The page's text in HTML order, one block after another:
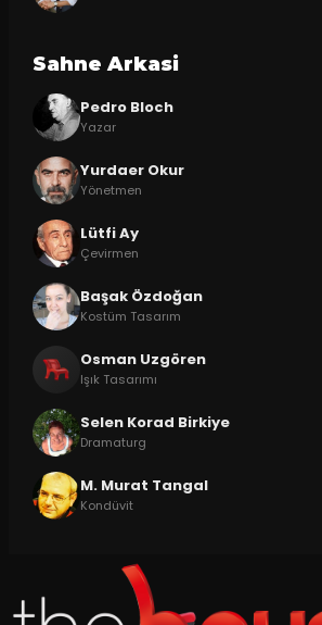
Sahne Arkasi
Pedro Bloch
Yazar
Yurdaer Okur
Yönetmen
Lütfi Ay
Çevirmen
Başak Özdoğan
Kostüm Tasarım
Osman Uzgören
Işık Tasarımı
Selen Korad Birkiye
Dramaturg
M. Murat Tangal
Kondüvit